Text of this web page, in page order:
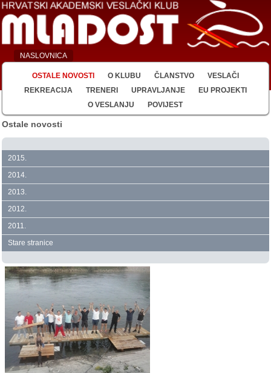
NASLOVNICA
OSTALE NOVOSTI O KLUBU ČLANSTVO
VESLAČI
REKREACIJA
TRENERI UPRAVLJANJE
EU PROJEKTI
O VESLANJU
POVIJEST
Ostale novosti
2015.
2014.
2013.
2012.
2011.
Stare stranice